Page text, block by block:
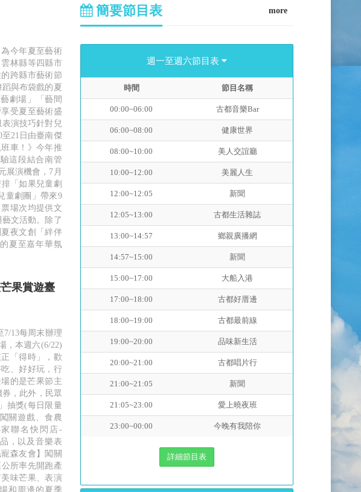
今年夏至藝術
林縣等四縣市
跨縣市藝術節
與布袋戲的夏
劇場」「藝間
受夏至藝術盛
演技巧針對兒
21日由臺南傑
車！》今年推
這段結合南管
展演機會，7月
「如果兒童劇
童劇團」帶來9
場次均提供文
文活動。除了
夜文創「絆伴
夏至嘉年華氛
果賞遊臺
7/13每周末辦理
，本週六(6/22)
「得時」，歡
、好好玩，行
的是芒果節主
券，此外，民眾
抽獎(每日限量
關遊戲、食農
聯名快閃店-
，以及音樂表
森友會】闖關
所率先開跑產
味芒果、表演
和周邊的夏季
簡要節目表 more
週一至週六節目表
時間 節目名稱
00:00~06:00 古都音樂Bar
06:00~08:00 健康世界
08:00~10:00 美人交誼廳
10:00~12:00 美麗人生
12:00~12:05 新聞
12:05~13:00 古都生活雜誌
13:00~14:57 鄉親廣播網
14:57~15:00 新聞
15:00~17:00 大船入港
17:00~18:00 古都好厝邊
18:00~19:00 古都最前線
19:00~20:00 品味新生活
20:00~21:00 古都唱片行
21:00~21:05 新聞
21:05~23:00 愛上曉夜班
23:00~00:00 今晚有我陪你
詳細節目表